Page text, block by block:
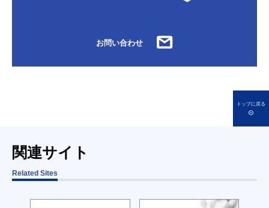
お問い合わせ
トップに戻る
関連サイト
Related Sites